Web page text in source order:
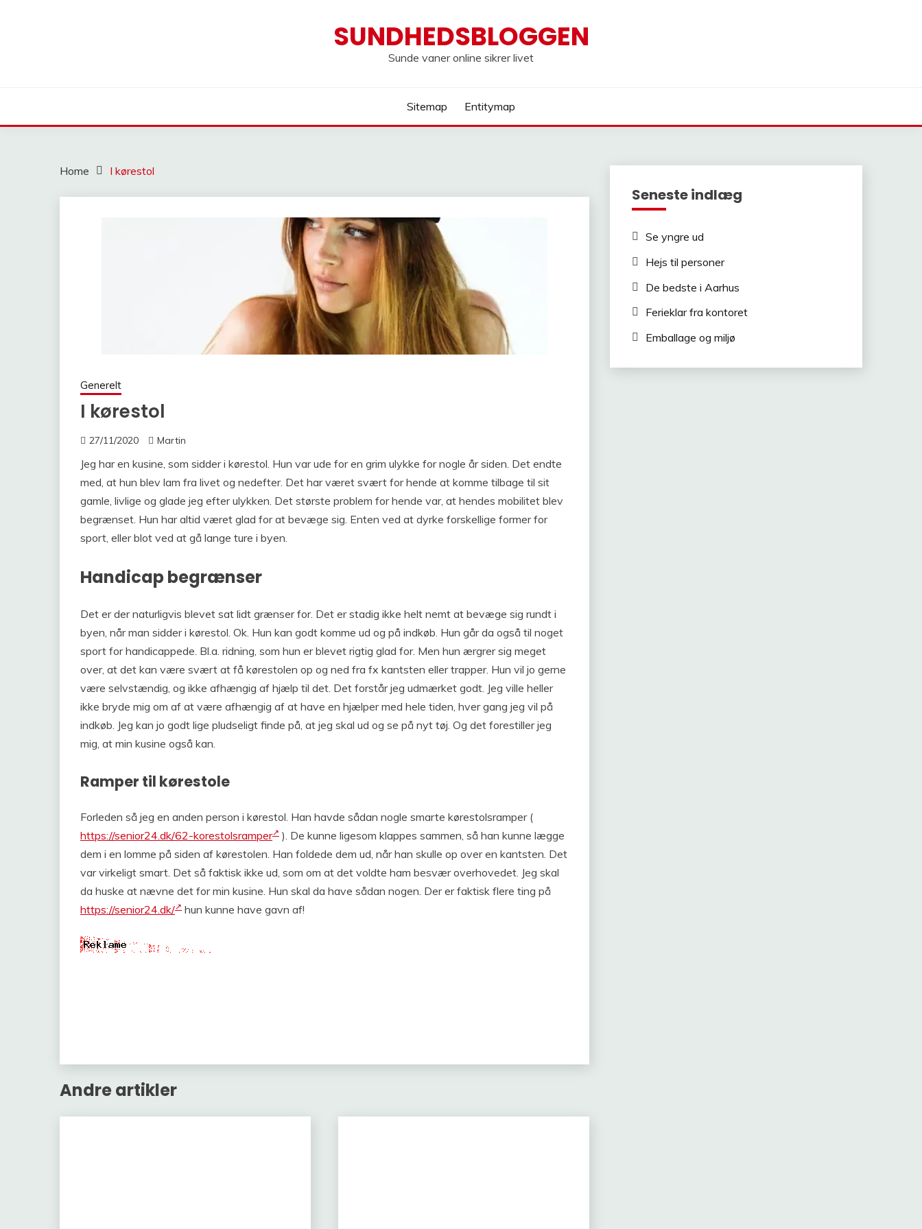
SUNDHEDSBLOGGEN
Sunde vaner online sikrer livet
Sitemap Entitymap
Home I kørestol
Generelt
I kørestol
27/11/2020 Martin
Jeg har en kusine, som sidder i kørestol. Hun var ude for en grim ulykke for nogle år siden. Det endte
med, at hun blev lam fra livet og nedefter. Det har været svært for hende at komme tilbage til sit
gamle, livlige og glade jeg efter ulykken. Det største problem for hende var, at hendes mobilitet blev
begrænset. Hun har altid været glad for at bevæge sig. Enten ved at dyrke forskellige former for
sport, eller blot ved at gå lange ture i byen.
Handicap begrænser
Det er der naturligvis blevet sat lidt grænser for. Det er stadig ikke helt nemt at bevæge sig rundt i
byen, når man sidder i kørestol. Ok. Hun kan godt komme ud og på indkøb. Hun går da også til noget
sport for handicappede. Bl.a. ridning, som hun er blevet rigtig glad for. Men hun ærgrer sig meget
over, at det kan være svært at få kørestolen op og ned fra fx kantsten eller trapper. Hun vil jo gerne
være selvstændig, og ikke afhængig af hjælp til det. Det forstår jeg udmærket godt. Jeg ville heller
ikke bryde mig om af at være afhængig af at have en hjælper med hele tiden, hver gang jeg vil på
indkøb. Jeg kan jo godt lige pludseligt finde på, at jeg skal ud og se på nyt tøj. Og det forestiller jeg
mig, at min kusine også kan.
Ramper til kørestole
Forleden så jeg en anden person i kørestol. Han havde sådan nogle smarte kørestolsramper (
https://senior24.dk/62-korestolsramper
). De kunne ligesom klappes sammen, så han kunne lægge
dem i en lomme på siden af kørestolen. Han foldede dem ud, når han skulle op over en kantsten. Det
var virkeligt smart. Det så faktisk ikke ud, som om at det voldte ham besvær overhovedet. Jeg skal
da huske at nævne det for min kusine. Hun skal da have sådan nogen. Der er faktisk flere ting på
https://senior24.dk/
hun kunne have gavn af!
Andre artikler
Seneste indlæg
Se yngre ud
Hejs til personer
De bedste i Aarhus
Ferieklar fra kontoret
Emballage og miljø